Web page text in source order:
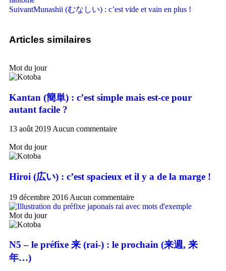
SuivantMunashii (むなしい) : c’est vide et vain en plus !
Articles similaires
Mot du jour
Kantan (簡単) : c’est simple mais est-ce pour
autant facile ?
13 août 2019 Aucun commentaire
Mot du jour
Hiroi (広い) : c’est spacieux et il y a de la marge !
19 décembre 2016 Aucun commentaire
Mot du jour
N5 – le préfixe 来 (rai-) : le prochain (来週, 来
年…)